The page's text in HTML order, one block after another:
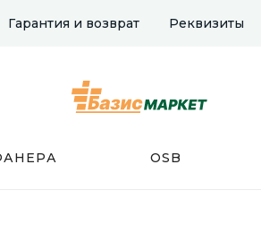
Гарантия и возврат Реквизиты
OSB